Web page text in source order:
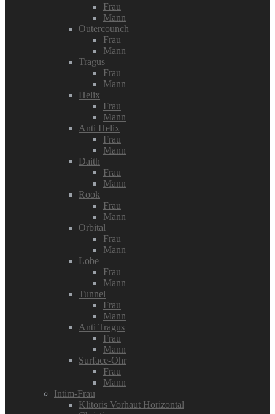
Frau
Mann
Outercounch
Frau
Mann
Tragus
Frau
Mann
Helix
Frau
Mann
Anti Helix
Frau
Mann
Daith
Frau
Mann
Rook
Frau
Mann
Orbital
Frau
Mann
Lobe
Frau
Mann
Tunnel
Frau
Mann
Anti Tragus
Frau
Mann
Surface-Ohr
Frau
Mann
Intim-Frau
Klitoris Vorhaut Horizontal